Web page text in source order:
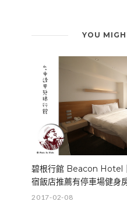
YOU
碧根行館 Beacon Hotel
宿飯店推薦有停車場健身
2017-02-08